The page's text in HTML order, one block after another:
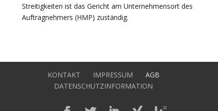
Streitigkeiten ist das Gericht am Unternehmensort des
Auftragnehmers (HMP) zuständig.
KONTAKT IMPRESSUM
AGB
DATENSCHUTZINFORMATION